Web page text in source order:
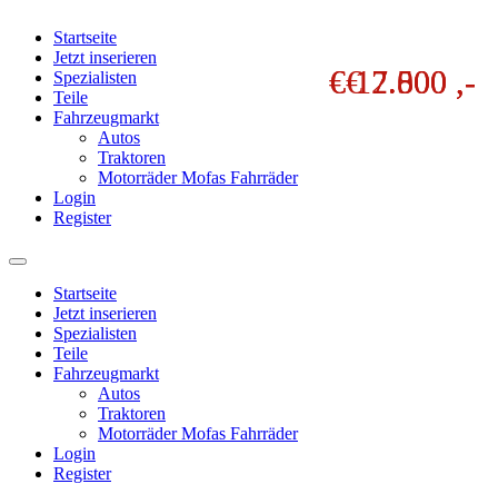
Startseite
Jetzt inserieren
Spezialisten
Teile
Fahrzeugmarkt
Autos
Traktoren
Motorräder Mofas Fahrräder
Login
Register
Startseite
Jetzt inserieren
Spezialisten
Teile
Fahrzeugmarkt
Autos
Traktoren
Motorräder Mofas Fahrräder
Login
Register
€ 17.500 ,-
€ 12.000 ,-
€ 7.800 ,-